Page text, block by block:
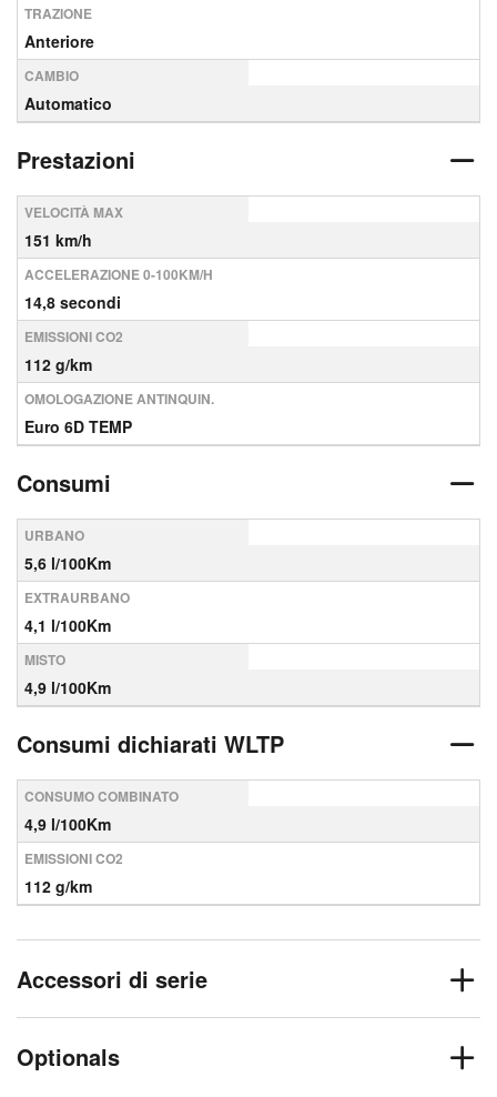
TRAZIONE
Anteriore
CAMBIO
Automatico
Prestazioni
VELOCITÀ MAX
151 km/h
ACCELERAZIONE 0-100KM/H
14,8 secondi
EMISSIONI CO2
112 g/km
OMOLOGAZIONE ANTINQUIN.
Euro 6D TEMP
Consumi
URBANO
5,6 l/100Km
EXTRAURBANO
4,1 l/100Km
MISTO
4,9 l/100Km
Consumi dichiarati WLTP
CONSUMO COMBINATO
4,9 l/100Km
EMISSIONI CO2
112 g/km
Accessori di serie
Optionals